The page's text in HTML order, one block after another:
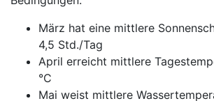
März hat eine mittlere
4,5 Std./Tag
April erreicht mittlere
°C
Mai weist mittlere